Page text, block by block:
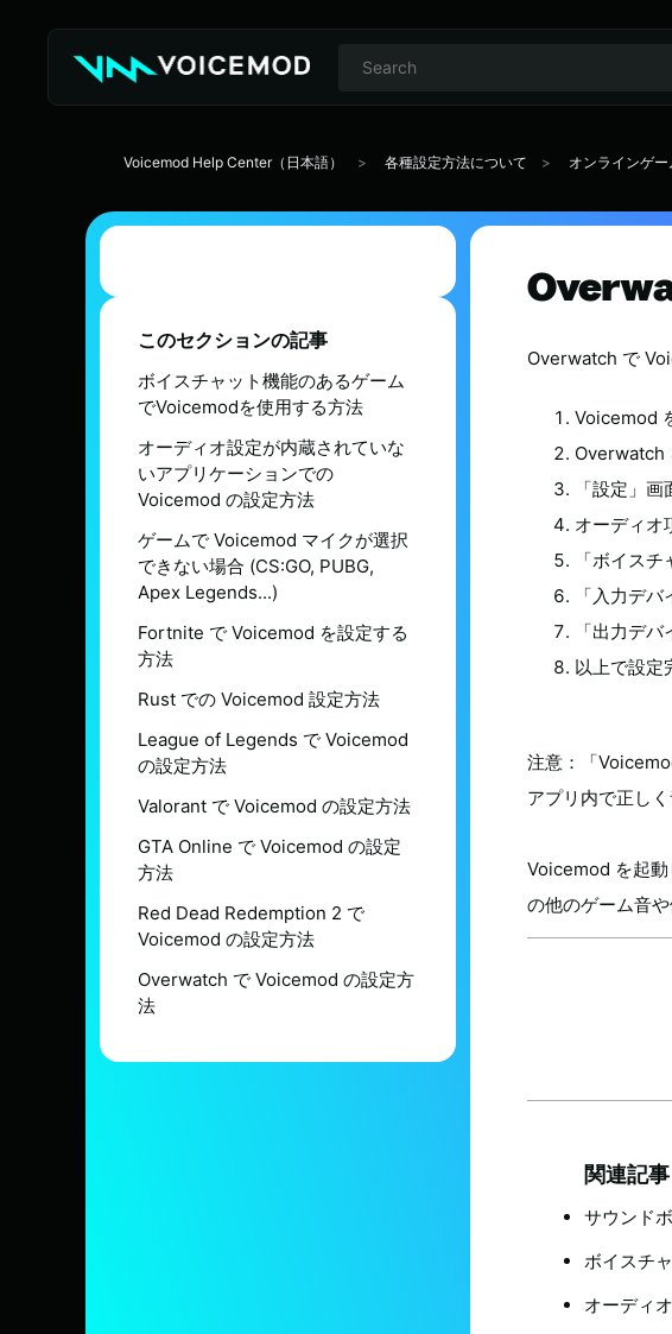
Voicemod Help Center（日本語） 各種設定方法について オンラインゲ
このセクションの記事
ボイスチャット機能のあるゲーム
でVoicemodを使用する方法
オーディオ設定が内蔵されていな
いアプリケーションでの
Voicemod の設定方法
ゲームで Voicemod マイクが選択
できない場合 (CS:GO, PUBG,
Apex Legends...)
Fortnite で Voicemod を設定する
方法
Rust での Voicemod 設定方法
League of Legends で Voicemod
の設定方法
Valorant で Voicemod の設定方法
GTA Online で Voicemod の設定
方法
Red Dead Redemption 2 で
Voicemod の設定方法
Overwatch で Voicemod の設定方
法
Overwatch で
Voicemod
Overwatch
「設定」
オーディオ
「ボイス
「入力デバ
「出力デ
以上で設定
注意： 「
アプリ内で正し
Voicemod を起
の他のゲーム音
関連記事
サウンド
ボイスチ
オーディ